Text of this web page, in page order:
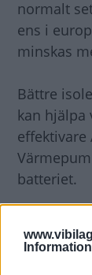
Information
normalt
ens i
minskas
Bättre
kan hjälpa
effektivare
batteriet.